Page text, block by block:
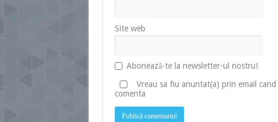
Site web
Abonează-te la newsletter-ul nostru!
Vreau sa fiu anuntat(a) prin email
comenta